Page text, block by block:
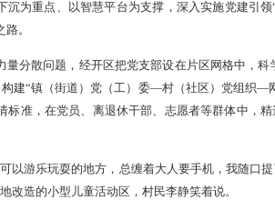
沉为重点、以智慧平台为支撑，深入实施党建引
。
量分散问题，经开区把党支部设在片区网格中，科
建“镇（街道）党（工）委—村（社区）党组织—
标准，在党员、离退休干部、志愿者等群体中，
以游乐玩耍的地方，总缠着大人要手机，我随口
改造的小型儿童活动区，村民李静笑着说。